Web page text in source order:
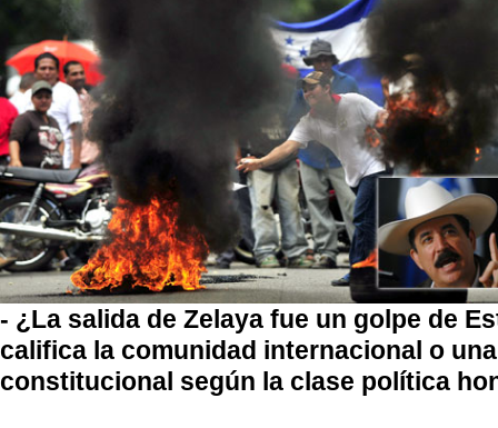
- ¿La salida de Zelaya fue un golpe de
califica la comunidad internacional o
constitucional según la clase política